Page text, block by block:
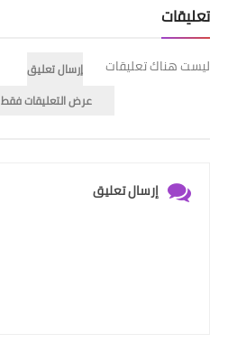
تعليقات
ليست هناك تعليقات
إرسال تعليق
عرض التعليقات فقط
إرسال تعليق